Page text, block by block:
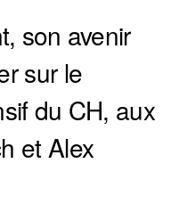
son avenir
sur le
du CH, aux
et Alex